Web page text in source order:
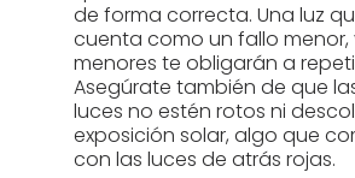
de forma correcta. Una luz
cuenta como un fallo menor,
menores te obligarán a
Asegúrate también de que
luces no estén rotos ni
exposición solar, algo que
con las luces de atrás rojas.